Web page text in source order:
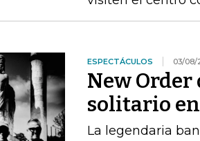
ESPECTÁCULOS 03/08/
New
solitario
La legendaria